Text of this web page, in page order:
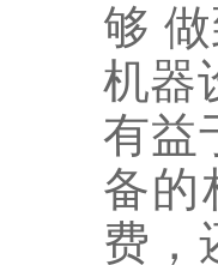
够
机器
有益
备的
费，